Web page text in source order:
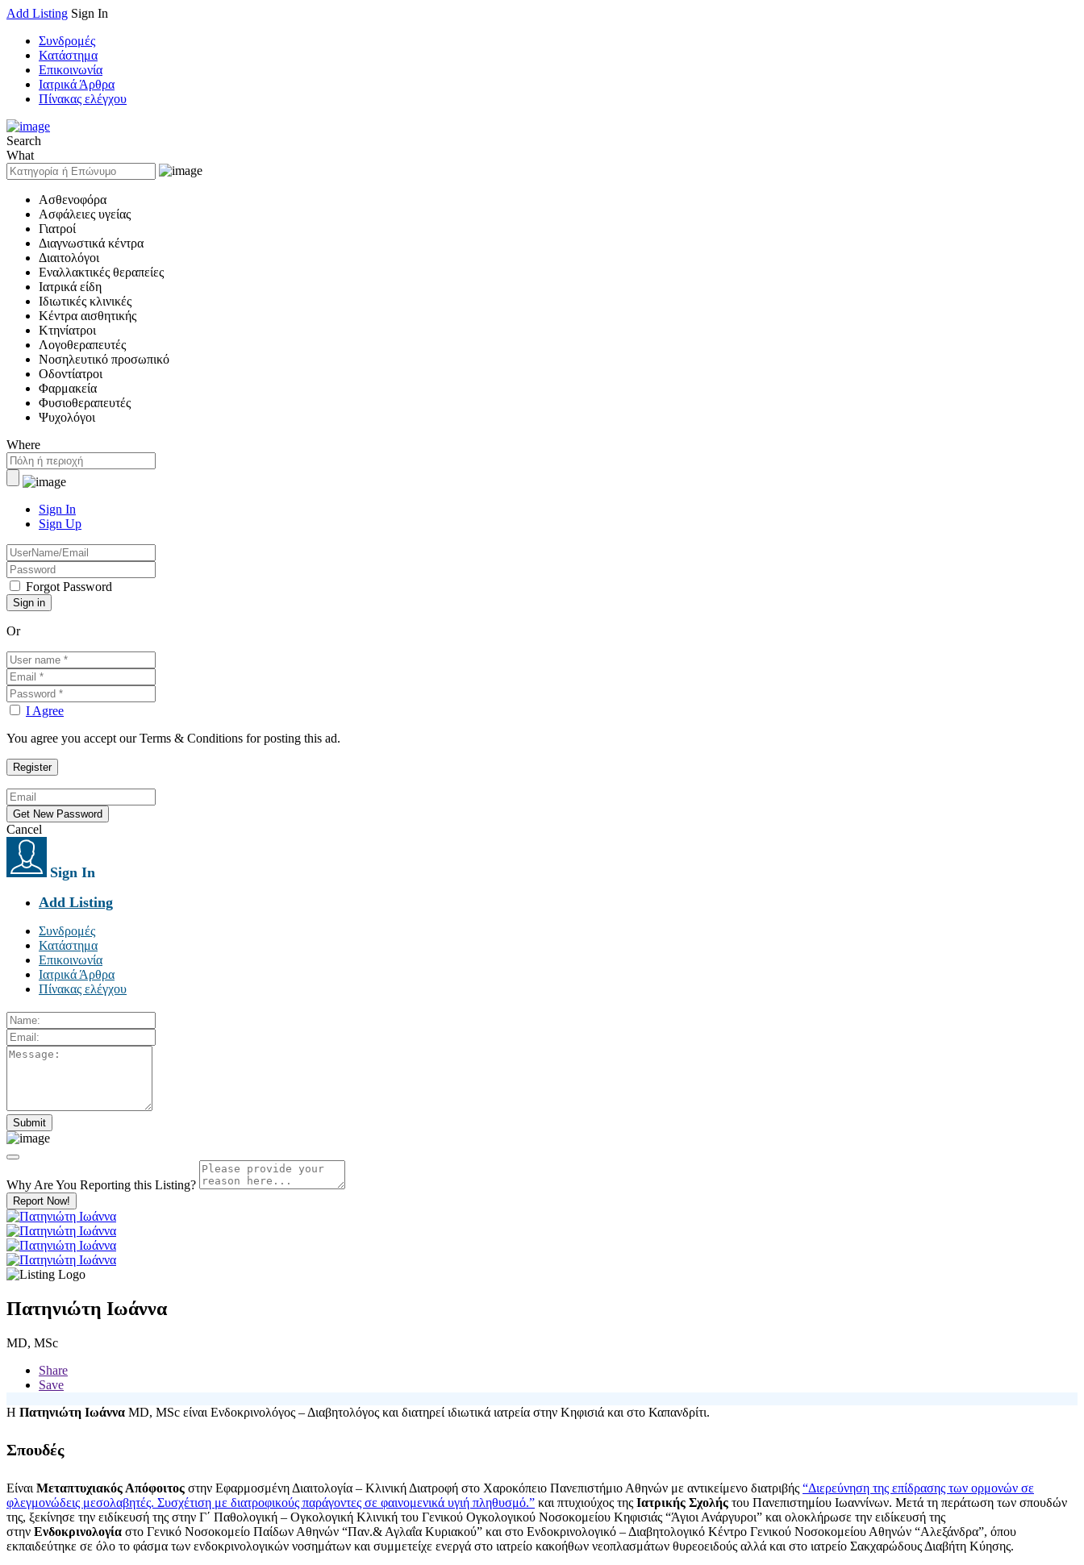
Add Listing Sign In
Συνδρομές
Κατάστημα
Επικοινωνία
Ιατρικά Άρθρα
Πίνακας ελέγχου
Search
What
Ασθενοφόρα
Ασφάλειες υγείας
Γιατροί
Διαγνωστικά κέντρα
Διαιτολόγοι
Εναλλακτικές θεραπείες
Ιατρικά είδη
Ιδιωτικές κλινικές
Κέντρα αισθητικής
Κτηνίατροι
Λογοθεραπευτές
Νοσηλευτικό προσωπικό
Οδοντίατροι
Φαρμακεία
Φυσιοθεραπευτές
Ψυχολόγοι
Where
Sign In
Sign Up
Forgot Password
Or
I Agree
You agree you accept our Terms & Conditions for posting this ad.
Cancel
Sign In
Add Listing
Συνδρομές
Κατάστημα
Επικοινωνία
Ιατρικά Άρθρα
Πίνακας ελέγχου
Why Are You Reporting this Listing?
Report Now!
Πατηνιώτη Ιωάννα
MD, MSc
Share
Save
Η Πατηνιώτη Ιωάννα MD, MSc είναι Ενδοκρινολόγος – Διαβητολόγος και διατηρεί ιδιωτικά ιατρεία στην Κηφισιά και στο Καπανδρίτι.
Σπουδές
Είναι Μεταπτυχιακός Απόφοιτος στην Εφαρμοσμένη Διαιτολογία – Κλινική Διατροφή στο Χαροκόπειο Πανεπιστήμιο Αθηνών με αντικείμενο διατριβής “Διερεύνηση της επίδρασης των ορμονών σε
φλεγμονώδεις μεσολαβητές. Συσχέτιση με διατροφικούς παράγοντες σε φαινομενικά υγιή πληθυσμό.” και πτυχιούχος της Ιατρικής Σχολής του Πανεπιστημίου Ιωαννίνων. Μετά τη περάτωση των σπουδών
της, ξεκίνησε την ειδίκευσή της στην Γ΄ Παθολογική – Ογκολογική Κλινική του Γενικού Ογκολογικού Νοσοκομείου Κηφισιάς “Άγιοι Ανάργυροι” και ολοκλήρωσε την ειδίκευσή της
στην Ενδοκρινολογία στο Γενικό Νοσοκομείο Παίδων Αθηνών “Παν.& Αγλαΐα Κυριακού” και στο Ενδοκρινολογικό – Διαβητολογικό Κέντρο Γενικού Νοσοκομείου Αθηνών “Αλεξάνδρα”, όπου
εκπαιδεύτηκε σε όλο το φάσμα των ενδοκρινολογικών νοσημάτων και συμμετείχε ενεργά στο ιατρείο κακοήθων νεοπλασμάτων θυρεοειδούς αλλά και στο ιατρείο Σακχαρώδους Διαβήτη Κύησης.